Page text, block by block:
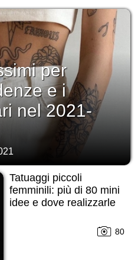
per
e i
nel 2021-
Tatuaggi piccoli
femminili: più di 80 mini
idee e dove realizzarle
80